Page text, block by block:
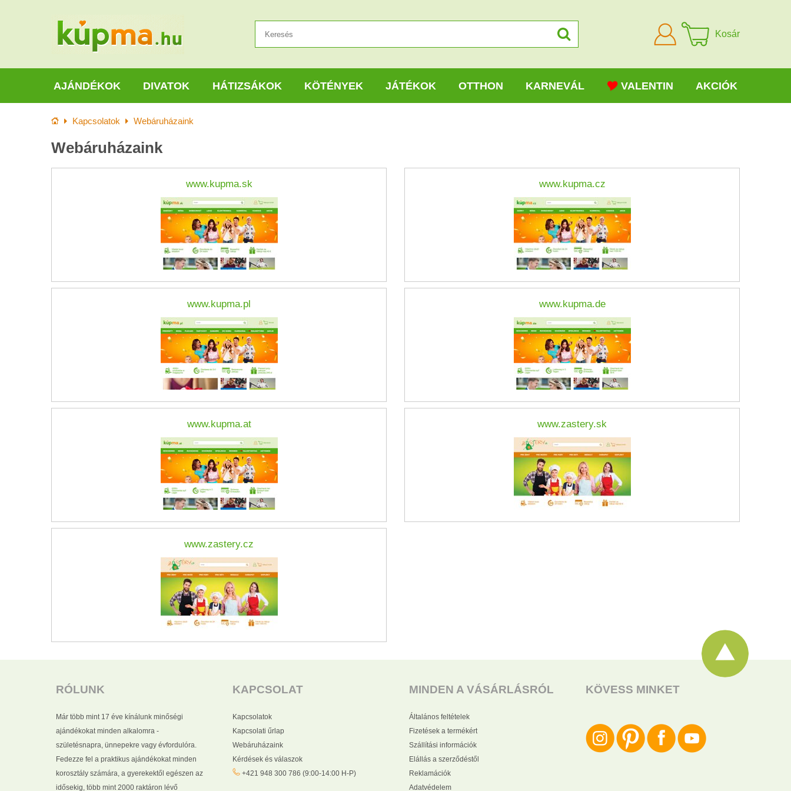
Bejelentkezni
Kosár
AJÁNDÉKOK DIVATOK HÁTIZSÁKOK KÖTÉNYEK JÁTÉKOK OTTHON KARNEVÁL VALENTIN AKCIÓK
KezdőlapKapcsolatok Webáruházaink
Webáruházaink
www.kupma.sk www.kupma.cz
www.kupma.pl www.kupma.de
www.kupma.at www.zastery.sk
www.zastery.cz
RÓLUNK
Már több mint 17 éve kínálunk minőségi
ajándékokat minden alkalomra -
születésnapra, ünnepekre vagy évfordulóra.
Fedezze fel a praktikus ajándékokat minden
korosztály számára, a gyerekektől egészen az
idősekig, több mint 2000 raktáron lévő
KAPCSOLAT
Kapcsolatok
Kapcsolati űrlap
Webáruházaink
Kérdések és válaszok
+421 948 300 786 (9:00-14:00 H-P)
MINDEN A VÁSÁRLÁSRÓL
Általános feltételek
Fizetések a termékért
Szállítási információk
Elállás a szerződéstől
Reklamációk
Adatvédelem
KÖVESS MINKET